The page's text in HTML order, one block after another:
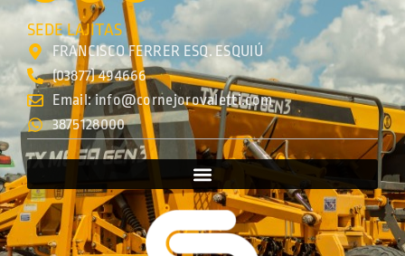
SEDE LAJITAS
FRANCISCO FERRER ESQ. ESQUIÚ
(03877) 494666
Email: info@cornejorovaletti.com
3875128000